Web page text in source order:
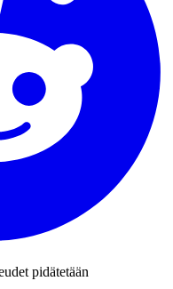
pidätetään